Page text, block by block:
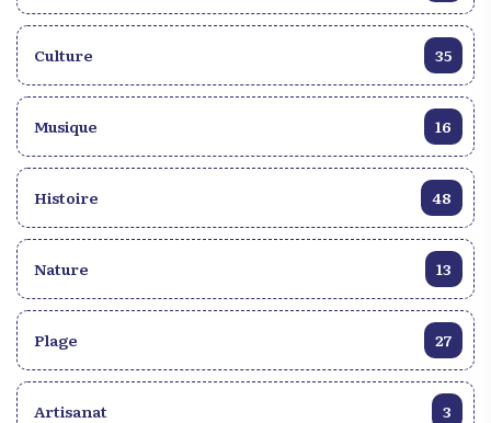
Culture 35
Musique 16
Histoire 48
Nature 13
Plage 27
Artisanat 3